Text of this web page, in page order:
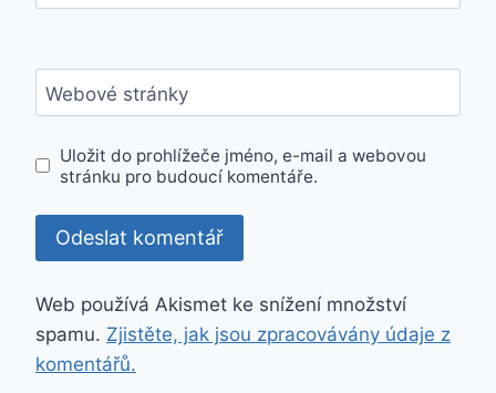
Webové stránky
Uložit do prohlížeče jméno, e-mail a webovou
stránku pro budoucí komentáře.
Web používá Akismet ke snížení množství
spamu. Zjistěte, jak jsou zpracovávány údaje z
komentářů.